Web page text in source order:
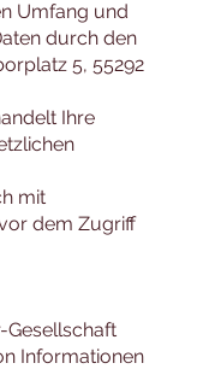
Umfang und
durch den
5, 55292
Ihre
mit
dem Zugriff
Gesellschaft
Informationen